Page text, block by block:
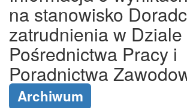
na stanowisko
zatrudnienia w Dziale
Pośrednictwa Pracy i
Poradnictwa
Archiwum